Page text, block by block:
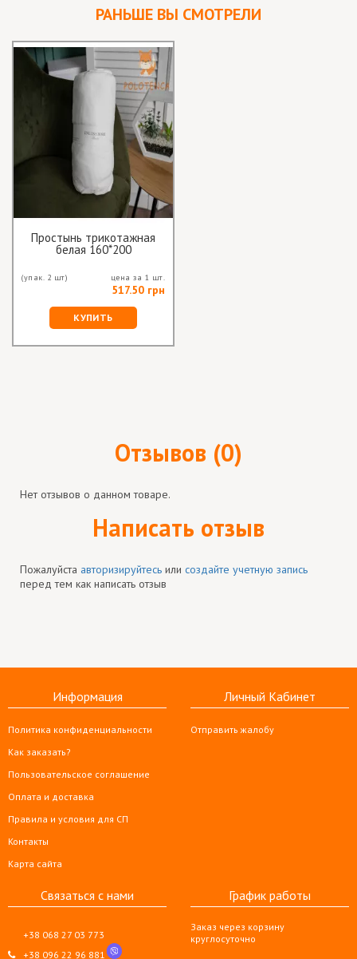
РАНЬШЕ ВЫ СМОТРЕЛИ
Простынь трикотажная
белая 160*200
(упак. 2 шт) цена за 1 шт.
517.50 грн
КУПИТЬ
Отзывов (0)
Нет отзывов о данном товаре.
Написать отзыв
Пожалуйста авторизируйтесь или создайте учетную запись
перед тем как написать отзыв
Информация
Политика конфиденциальности
Как заказать?
Пользовательское соглашение
Оплата и доставка
Правила и условия для СП
Контакты
Карта сайта
Личный Кабинет
Отправить жалобу
Связаться с нами
+38 068 27 03 773
+38 096 22 96 881
График работы
Заказ через корзину
круглосуточно